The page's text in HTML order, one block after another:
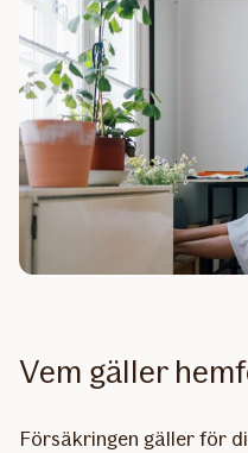
Vem gäller
Försäkringen gäller för